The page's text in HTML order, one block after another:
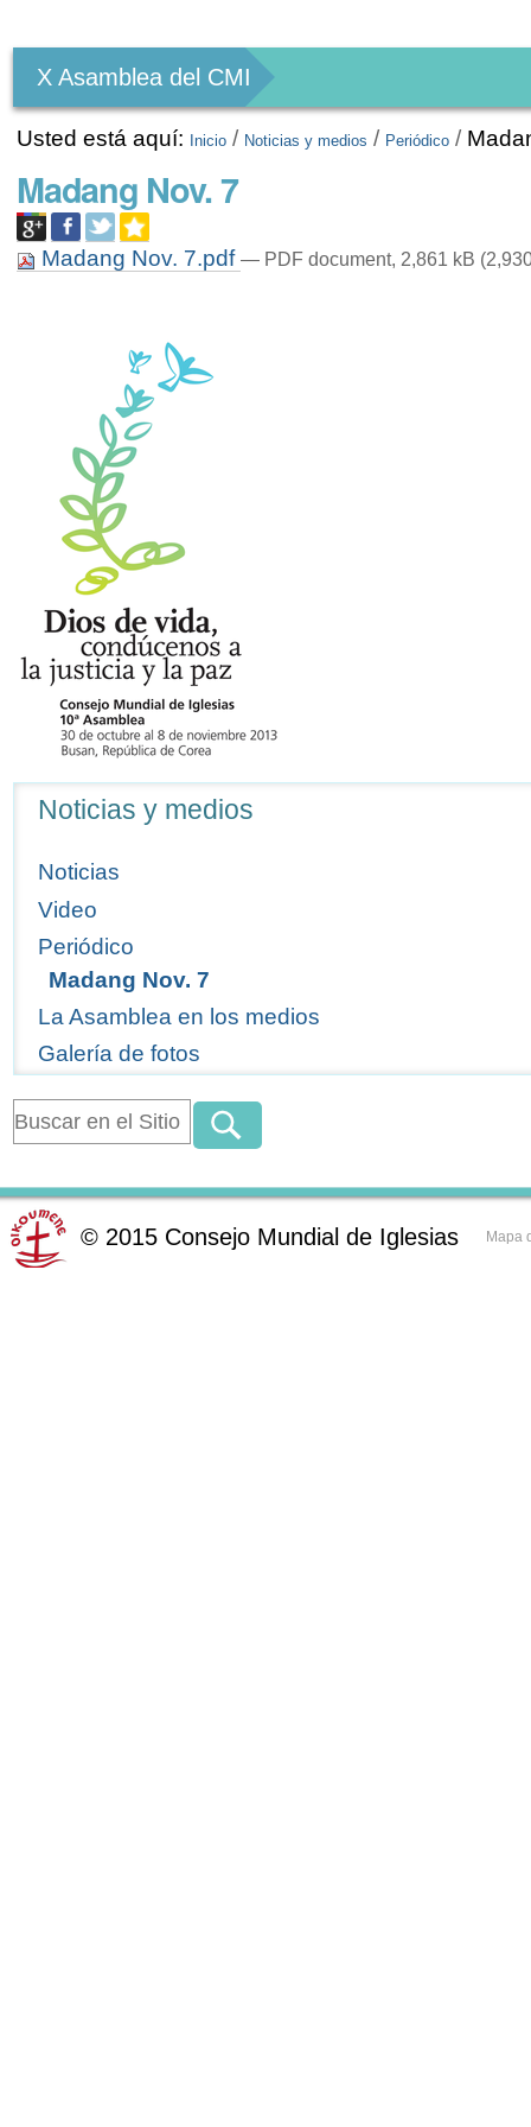
Personales
X Asamblea del CMI
Usted está aquí: Inicio / Noticias y medios / Periódico /
Madang Nov. 7
Madang Nov. 7.pdf— PDF document, 2,861 kB
Noticias y medios
Noticias
Video
Periódico
Madang Nov. 7
La Asamblea en los medios
Galería de fotos
© 2015 Consejo Mundial de Iglesias Mapa